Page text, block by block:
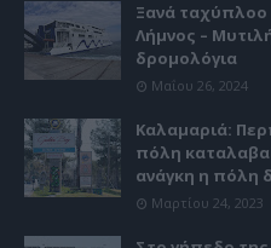
Ξανά ταχύπλοο
Λήμνος –
δρομολόγια
Μαΐου 26, 2024
Καλαμαριά:
πόλη
ανάγκη η πόλη
Μαρτίου 24, 2023